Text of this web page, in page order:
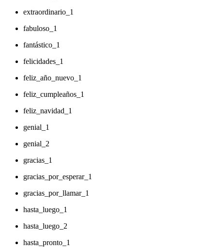
extraordinario_1
fabuloso_1
fantástico_1
felicidades_1
feliz_año_nuevo_1
feliz_cumpleaños_1
feliz_navidad_1
genial_1
genial_2
gracias_1
gracias_por_esperar_1
gracias_por_llamar_1
hasta_luego_1
hasta_luego_2
hasta_pronto_1